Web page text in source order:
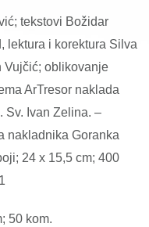
tekstovi Božidar
lektura i korektura Silva
Vujčić; oblikovanje
ArTresor naklada
Sv. Ivan Zelina. –
nakladnika Goranka
24 x 15,5 cm; 400
50 kom.